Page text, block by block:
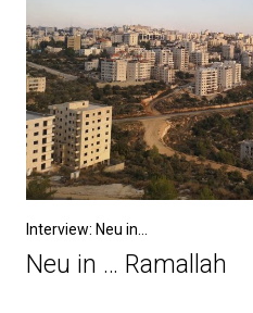
Interview: Neu in...
Neu in … Ramallah